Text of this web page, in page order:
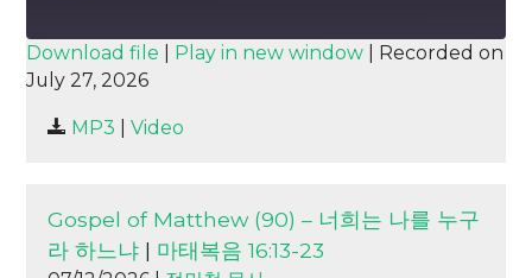
SUBSCRIBE SHARE
SHARE
LINK
Download file Play in new window
Recorded on
July 27, 2026
MP3 Video
Gospel of Matthew (90) – 너희는 나를 누구
라 하느냐 | 마태복음 16:13-23